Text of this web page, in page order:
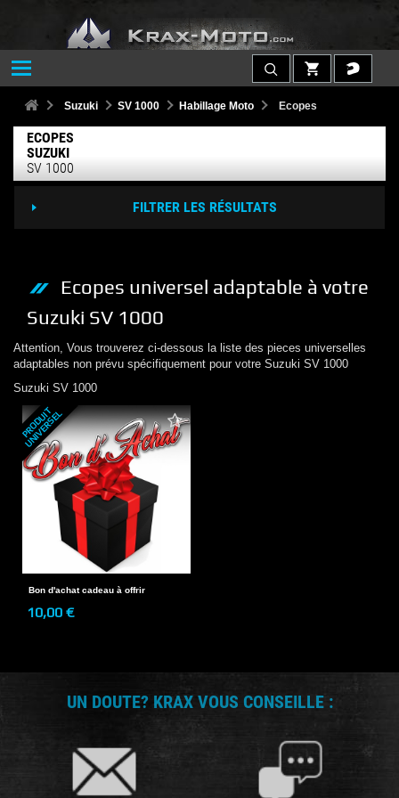
Suzuki SV 1000 Habillage Moto Ecopes
ECOPES
SUZUKI
SV 1000
FILTRER LES RÉSULTATS
Ecopes universel adaptable à votre
Suzuki SV 1000
Attention, Vous trouverez ci-dessous la liste des pieces universelles
adaptables non prévu spécifiquement pour votre Suzuki SV 1000
Suzuki SV 1000
P
R
O
D
U
I
T
U
N
I
V
E
R
S
E
L
Bon d'achat cadeau à offrir
10,00 €
UN DOUTE? KRAX VOUS CONSEILLE :